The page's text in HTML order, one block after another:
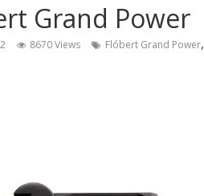
Grand Power
8670 Views Flóbert Grand Power,